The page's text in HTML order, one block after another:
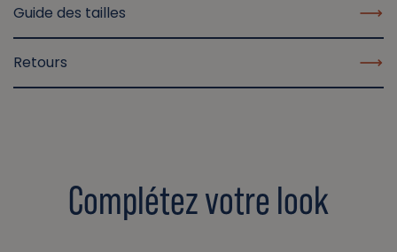
Guide des tailles
Retours
Complétez votre look